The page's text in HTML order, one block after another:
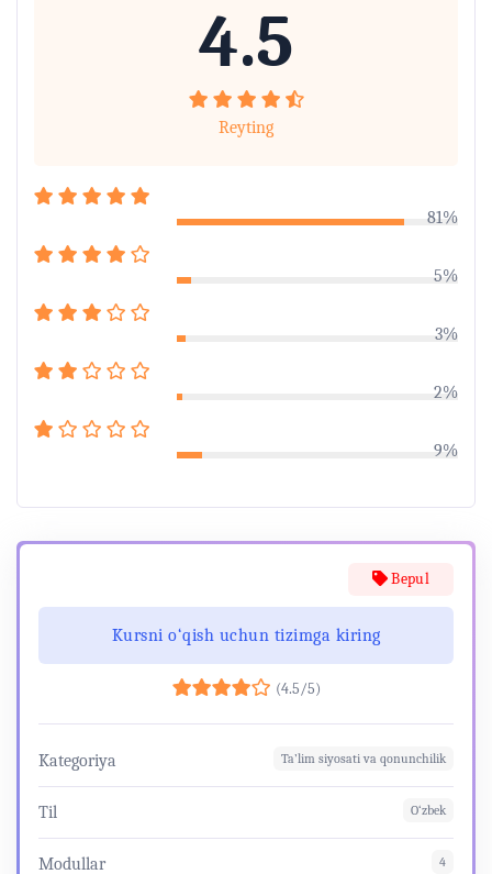
4.5
Reyting
81%
5%
3%
2%
9%
Bepul
Kursni o‘qish uchun tizimga kiring
(4.5/5)
Kategoriya Ta’lim siyosati va qonunchilik
Til O‘zbek
Modullar 4